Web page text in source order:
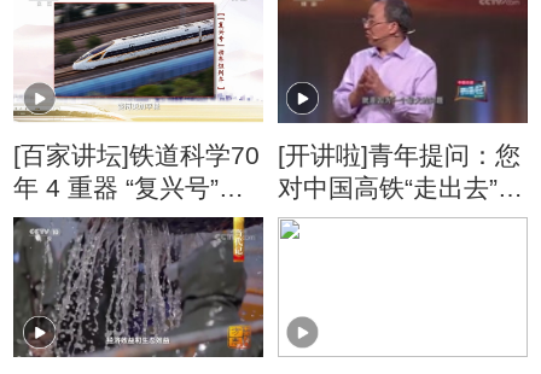
[百家讲坛]铁道科学70
年 4 重器 “复兴号”的
制动奥秘
[开讲啦]青年提问：您
对中国高铁“走出去”有
什么建议？